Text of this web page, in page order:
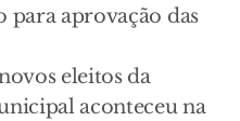
para aprovação das
eleitos da
aconteceu na